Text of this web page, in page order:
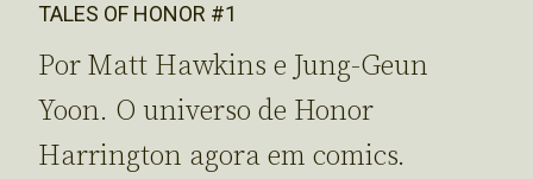
TALES OF HONOR #1
Por Matt Hawkins e Jung-Geun
Yoon. O universo de Honor
Harrington agora em comics.